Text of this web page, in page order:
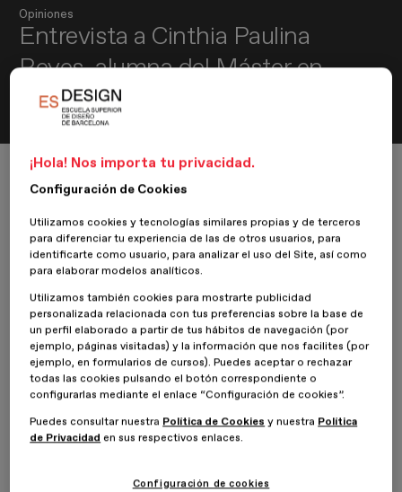
Opiniones
Entrevista a Cinthia Paulina
Reyes, alumna del Máster en
Motion Design
Inicio ESDESIGNERS
Opiniones
Entrevista a Cinthia Paulina Reyes, alumna del Máster en Motion Design
15 Marzo 2022Cinthia Paulina Reyes
Hablamos conCinthia Paulina Reyes, alumna delMáster en
Motion Design, para conocer su experiencia enESDESIGN.
Cinthia es diseñadora gráfica y actualmente se encarga del diseño
de portadas de cuadernos y material de exhibición en punto de
venta, así como algunos anuncios de revistas y redes sociales.
Cuéntanos brevemente quién eres.
¡Hola! Nos importa tu privacidad.
Configuración de Cookies
Utilizamos cookies y tecnologías similares propias y de terceros
para diferenciar tu experiencia de las de otros usuarios, para
identificarte como usuario, para analizar el uso del Site, así como
para elaborar modelos analíticos.
Utilizamos también cookies para mostrarte publicidad
personalizada relacionada con tus preferencias sobre la base de
un perfil elaborado a partir de tus hábitos de navegación (por
ejemplo, páginas visitadas) y la información que nos facilites (por
ejemplo, en formularios de cursos). Puedes aceptar o rechazar
todas las cookies pulsando el botón correspondiente o
configurarlas mediante el enlace “Configuración de cookies”.
Puedes consultar nuestra Política de Cookies y nuestra Política
de Privacidad en sus respectivos enlaces.
Configuración de cookies